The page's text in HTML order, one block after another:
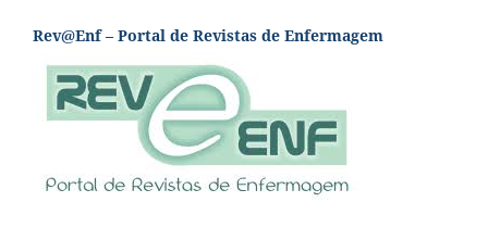
Rev@Enf – Portal de Revistas de Enfermagem